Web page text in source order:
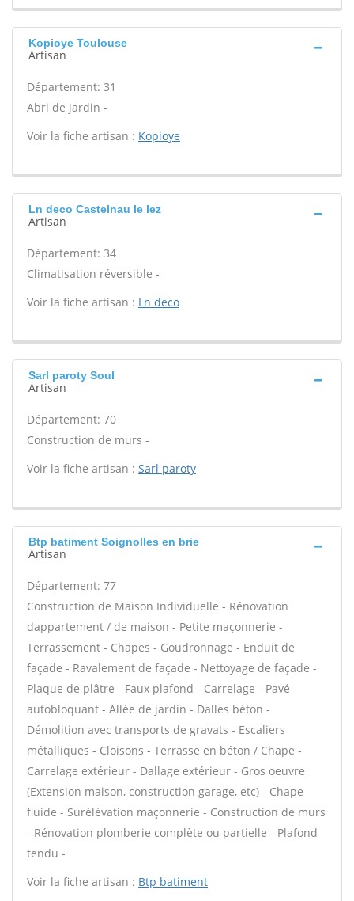
Kopioye Toulouse
Artisan
Département: 31
Abri de jardin -
Voir la fiche artisan : Kopioye
Ln deco Castelnau le lez
Artisan
Département: 34
Climatisation réversible -
Voir la fiche artisan : Ln deco
Sarl paroty Soul
Artisan
Département: 70
Construction de murs -
Voir la fiche artisan : Sarl paroty
Btp batiment Soignolles en brie
Artisan
Département: 77
Construction de Maison Individuelle - Rénovation
dappartement / de maison - Petite maçonnerie -
Terrassement - Chapes - Goudronnage - Enduit de
façade - Ravalement de façade - Nettoyage de façade -
Plaque de plâtre - Faux plafond - Carrelage - Pavé
autobloquant - Allée de jardin - Dalles béton -
Démolition avec transports de gravats - Escaliers
métalliques - Cloisons - Terrasse en béton / Chape -
Carrelage extérieur - Dallage extérieur - Gros oeuvre
(Extension maison, construction garage, etc) - Chape
fluide - Surélévation maçonnerie - Construction de murs
- Rénovation plomberie complète ou partielle - Plafond
tendu -
Voir la fiche artisan : Btp batiment